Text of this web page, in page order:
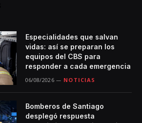
Especialidades que salvan
vidas: así se preparan los
equipos del CBS para
responder a cada emergencia
06/08/2026 NOTICIAS
Bomberos de Santiago
desplegó respuesta